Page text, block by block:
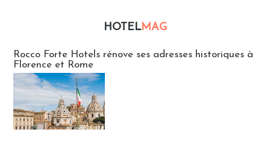
HOTELMAG
Rocco Forte Hotels rénove ses adresses historiques à
Florence et Rome